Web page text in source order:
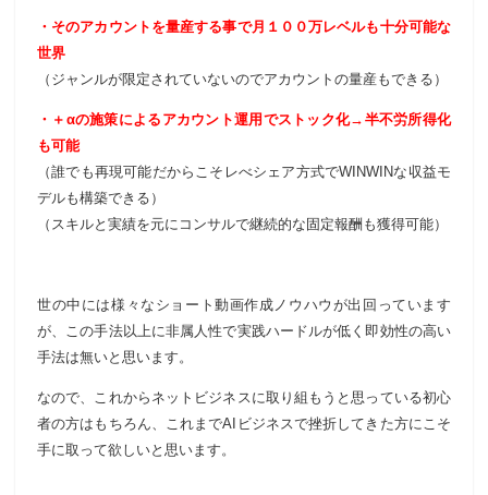
・そのアカウントを量産する事で月１００万レベルも十分可能な
世界
（ジャンルが限定されていないのでアカウントの量産もできる）
・＋αの施策によるアカウント運用でストック化→半不労所得化
も可能
（誰でも再現可能だからこそレべシェア方式でWINWINな収益モ
デルも構築できる）
（スキルと実績を元にコンサルで継続的な固定報酬も獲得可能）
世の中には様々なショート動画作成ノウハウが出回っています
が、この手法以上に非属人性で実践ハードルが低く即効性の高い
手法は無いと思います。
なので、これからネットビジネスに取り組もうと思っている初心
者の方はもちろん、これまでAIビジネスで挫折してきた方にこそ
手に取って欲しいと思います。